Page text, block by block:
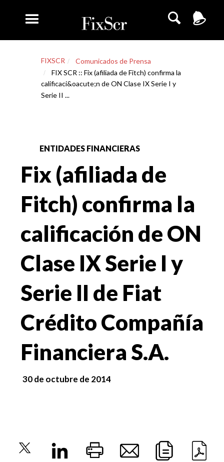
FIXSCR
Comunicados de Prensa
FIX SCR :: Fix (afiliada de Fitch) confirma la
calificaci&oacute;n de ON Clase IX Serie I y
Serie II ...
ENTIDADES FINANCIERAS
Fix (afiliada de
Fitch) confirma la
calificación de ON
Clase IX Serie I y
Serie II de Fiat
Crédito Compañía
Financiera S.A.
30 de octubre de 2014